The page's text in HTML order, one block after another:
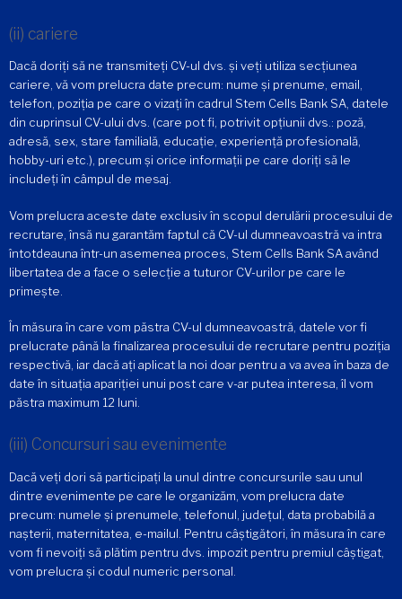
(ii) cariere
Dacă doriți să ne transmiteți CV-ul dvs. și veți utiliza secțiunea
cariere, vă vom prelucra date precum: nume și prenume, email,
telefon, poziția pe care o vizați în cadrul Stem Cells Bank SA, datele
din cuprinsul CV-ului dvs. (care pot fi, potrivit opțiunii dvs.: poză,
adresă, sex, stare familială, educație, experiență profesională,
hobby-uri etc.), precum și orice informații pe care doriți să le
includeți în câmpul de mesaj.
Vom prelucra aceste date exclusiv în scopul derulării procesului de
recrutare, însă nu garantăm faptul că CV-ul dumneavoastră va intra
întotdeauna într-un asemenea proces, Stem Cells Bank SA având
libertatea de a face o selecție a tuturor CV-urilor pe care le
primește.
În măsura în care vom păstra CV-ul dumneavoastră, datele vor fi
prelucrate până la finalizarea procesului de recrutare pentru poziția
respectivă, iar dacă ați aplicat la noi doar pentru a va avea în baza de
date în situația apariției unui post care v-ar putea interesa, îl vom
păstra maximum 12 luni.
(iii) Concursuri sau evenimente
Dacă veți dori să participați la unul dintre concursurile sau unul
dintre evenimente pe care le organizăm, vom prelucra date
precum: numele și prenumele, telefonul, județul, data probabilă a
nașterii, maternitatea, e-mailul. Pentru câștigători, în măsura în care
vom fi nevoiți să plătim pentru dvs. impozit pentru premiul câștigat,
vom prelucra și codul numeric personal.